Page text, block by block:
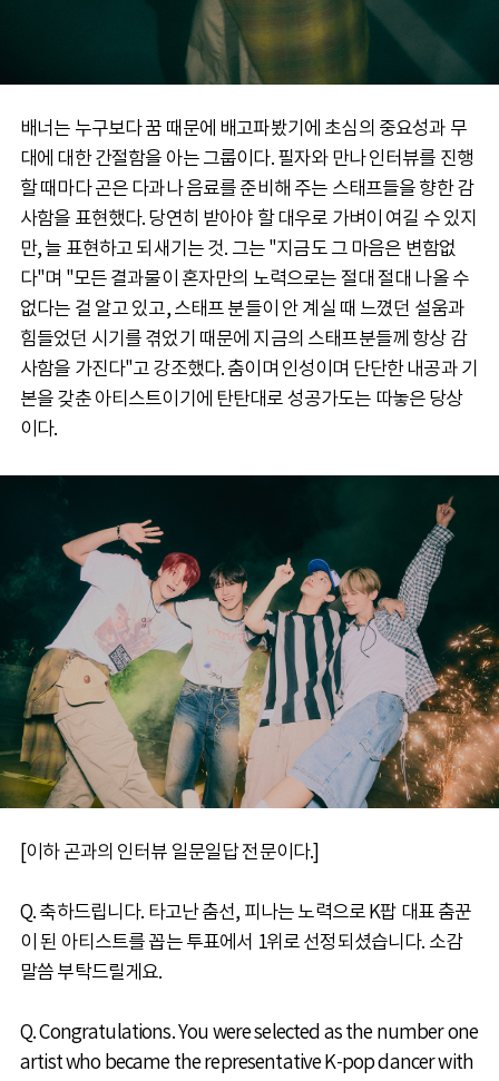
배너는 누구보다 꿈 때문에 배고파봤기에 초심의 중요성과 무
대에 대한 간절함을 아는 그룹이다. 필자와 만나 인터뷰를 진행
할 때마다 곤은 다과나 음료를 준비해 주는 스태프들을 향한 감
사함을 표현했다. 당연히 받아야 할 대우로 가벼이 여길 수 있지
만, 늘 표현하고 되새기는 것. 그는 "지금도 그 마음은 변함없
다"며 "모든 결과물이 혼자만의 노력으로는 절대 절대 나올 수
없다는 걸 알고 있고, 스태프 분들이 안 계실 때 느꼈던 설움과
힘들었던 시기를 겪었기 때문에 지금의 스태프분들께 항상 감
사함을 가진다"고 강조했다. 춤이며 인성이며 단단한 내공과 기
본을 갖춘 아티스트이기에 탄탄대로 성공가도는 따놓은 당상
이다.
[이하 곤과의 인터뷰 일문일답 전문이다.]
Q. 축하드립니다. 타고난 춤선, 피나는 노력으로 K팝 대표 춤꾼
이 된 아티스트를 꼽는 투표에서 1위로 선정되셨습니다. 소감
말씀 부탁드릴게요.
Q. Congratulations. You were selected as the number one
artist who became the representative K-pop dancer with